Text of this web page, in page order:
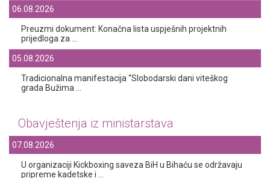
06.08.2026
Preuzmi dokument: Konačna lista uspješnih projektnih
prijedloga za ...
05.08.2026
Tradicionalna manifestacija “Slobodarski dani viteškog
grada Bužima ...
Obavještenja iz ministarstava
07.08.2026
U organizaciji Kickboxing saveza BiH u Bihaću se održavaju
pripreme kadetske i ...